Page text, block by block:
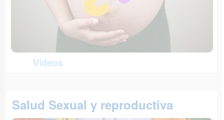
Videos
Salud Sexual y reproductiva